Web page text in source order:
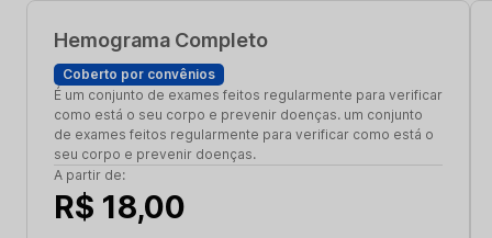
Hemograma Completo
Coberto por convênios
É um conjunto de exames feitos regularmente para verificar
como está o seu corpo e prevenir doenças. um conjunto
de exames feitos regularmente para verificar como está o
seu corpo e prevenir doenças.
A partir de:
R$ 18,00